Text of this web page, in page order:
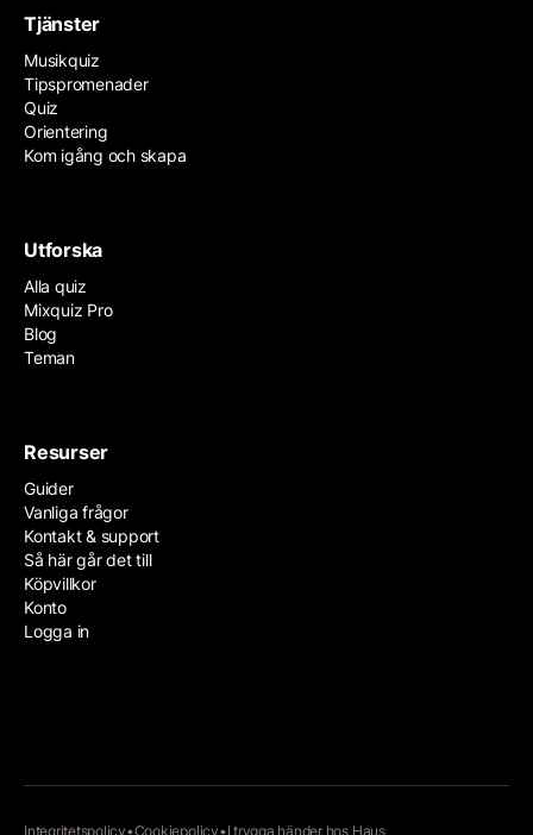
Tjänster
Musikquiz
Tipspromenader
Quiz
Orientering
Kom igång och skapa
Utforska
Alla quiz
Mixquiz Pro
Blog
Teman
Resurser
Guider
Vanliga frågor
Kontakt & support
Så här går det till
Köpvillkor
Konto
Logga in
Integritetspolicy•Cookiepolicy•I trygga händer hos Haus